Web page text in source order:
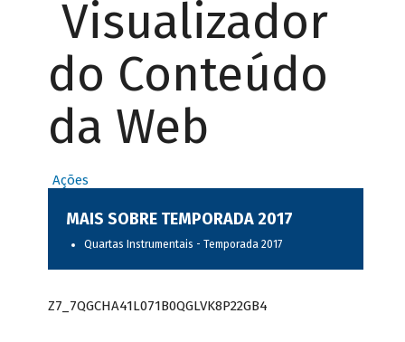
Visualizador
do Conteúdo
da Web
Ações
MAIS SOBRE TEMPORADA 2017
Quartas Instrumentais - Temporada 2017
Z7_7QGCHA41L071B0QGLVK8P22GB4